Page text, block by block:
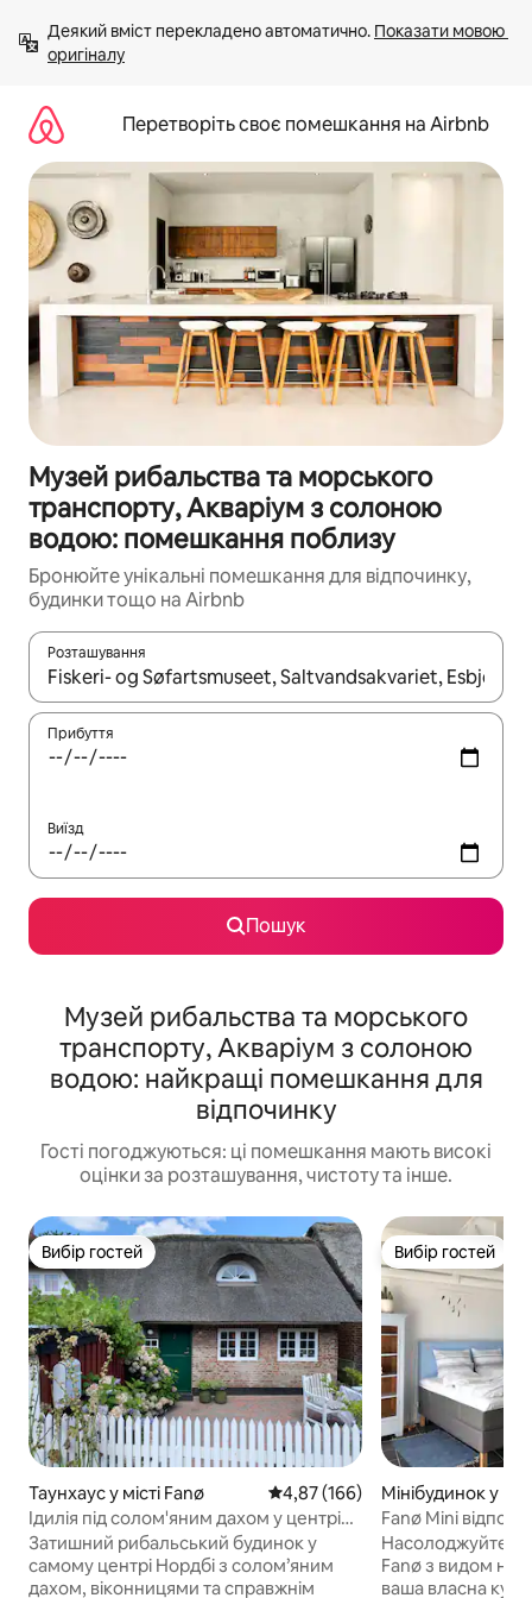
вмісту
Деякий вміст перекладено автоматично. Показати мовою
оригіналу
Перетворіть своє помешкання на Airbnb
Музей рибальства та морського
транспорту, Акваріум з солоною
водою: помешкання поблизу
Бронюйте унікальні помешкання для відпочинку,
будинки тощо на Airbnb
Розташування
Отримавши результати пошуку, використовуйте для
Прибуття
Виїзд
Пошук
Музей рибальства та морського
транспорту, Акваріум з солоною
водою: найкращі помешкання для
відпочинку
Гості погоджуються: ці помешкання мають високі
оцінки за розташування, чистоту та інше.
Вибір гостей
Вибір гостей
Таунхаус у місті Fanø Середня оцінка: 4,87 з 5,
4,87 (166)
Ідилія під солом'яним дахом у центрі
Нордбі
Затишний рибальський будинок у
самому центрі Нордбі з солом’яним
дахом, віконницями та справжнім
Вибір гостей
Вибір гостей
Мінібудинок у
Fanø Mini
та кінцевим
Насолоджуйтеся
Fanø з видом на
ваша власна